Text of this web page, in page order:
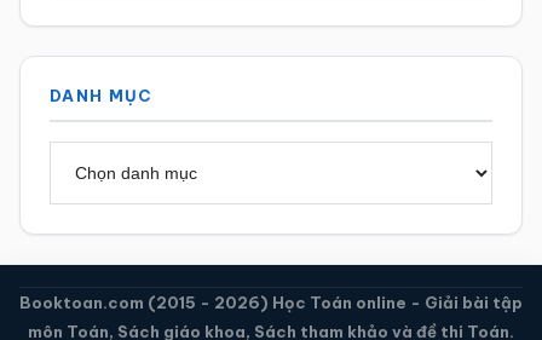
DANH MỤC
Booktoan.com (2015 - 2026) Học Toán online - Giải bài tập
môn Toán, Sách giáo khoa, Sách tham khảo và đề thi Toán.